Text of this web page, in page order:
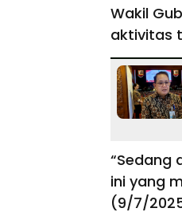
Wakil
aktivitas
“Sedang
ini yang
(9/7/